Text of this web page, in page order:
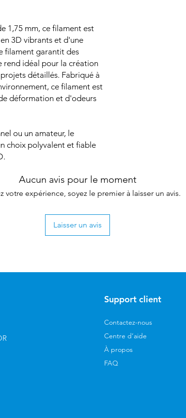
1,75 mm, ce filament est
3D vibrants et d'une
filament garantit des
rend idéal pour la création
détaillés. Fabriqué à
ce filament est
déformation et d'odeurs
ou un amateur, le
choix polyvalent et fiable
Aucun avis pour le moment
votre expérience, soyez le premier à laisser un avis.
Laisser un avis
Support client
Contactez-nous
Centre d’aide
À propos
FAQ